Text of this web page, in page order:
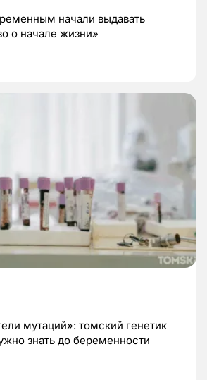
начали выдавать
о начале жизни»
мутаций»: томский генетик
знать до беременности